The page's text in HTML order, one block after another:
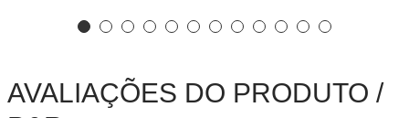
AVALIAÇÕES DO PRODUTO /